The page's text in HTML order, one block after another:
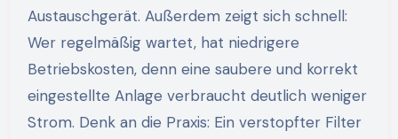
Austauschgerät. Außerdem zeigt sich schnell:
Wer regelmäßig wartet, hat niedrigere
Betriebskosten, denn eine saubere und korrekt
eingestellte Anlage verbraucht deutlich weniger
Strom. Denk an die Praxis: Ein verstopfter Filter